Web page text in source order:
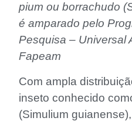
pium ou borrachudo
é amparado pelo
Pesquisa – Universal
Fapeam
Com ampla
inseto conhecido
(Simulium